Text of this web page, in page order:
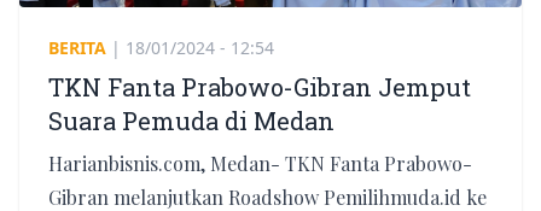
BERITA | 18/01/2024 - 12:54
TKN Fanta Prabowo-Gibran Jemput
Suara Pemuda di Medan
Harianbisnis.com, Medan- TKN Fanta Prabowo-
Gibran melanjutkan Roadshow Pemilihmuda.id ke